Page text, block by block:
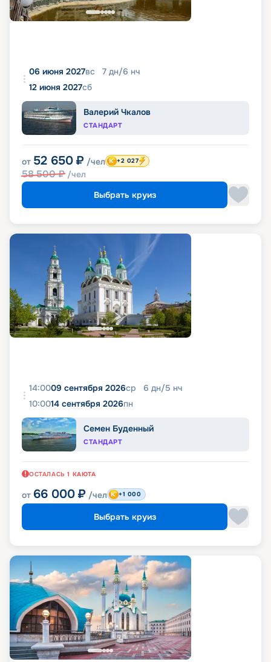
06 июня 2027вс 7 дн/6 нч
12 июня 2027сб
Валерий Чкалов
СТАНДАРТ
от 52 650 ₽ /чел
58 500₽ /чел
+2 027
Выбрать круиз
14:0009 сентября 2026ср 6 дн/5 нч
10:0014 сентября 2026пн
Семен Буденный
СТАНДАРТ
ОСТАЛАСЬ 1 КАЮТА
от 66 000 ₽ /чел +1 000
Выбрать круиз